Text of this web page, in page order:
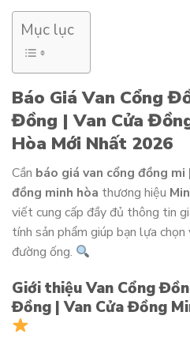
Mục lục
Báo Giá Van Cổng
Đồng | Van Cửa
Hòa Mới Nhất 2026
Cần báo giá van cổng đồng mi
đồng minh hòa thương hiệu
viết cung cấp đầy đủ thông tin
tính sản phẩm giúp bạn lựa
đường ống.
Giới thiệu Van Cổng
Đồng | Van Cửa Đồng